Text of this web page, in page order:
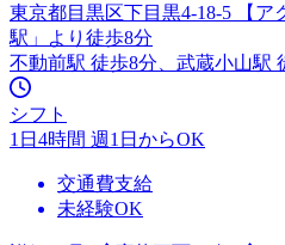
東京都目黒区下目黒4-18-5 【
駅」より徒歩8分
不動前駅 徒歩8分、武蔵小山駅
シフト
1日4時間 週1日からOK
交通費支給
未経験OK